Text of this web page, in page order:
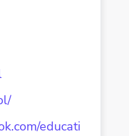
educati